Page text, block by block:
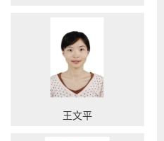
王文平